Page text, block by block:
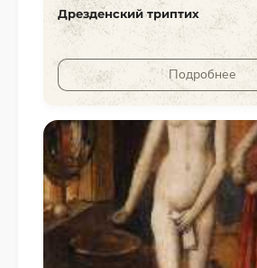
Дрезденский триптих
Подробнее